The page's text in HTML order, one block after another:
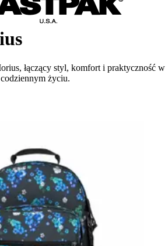
łączący styl, komfort i praktyczność w
życiu.